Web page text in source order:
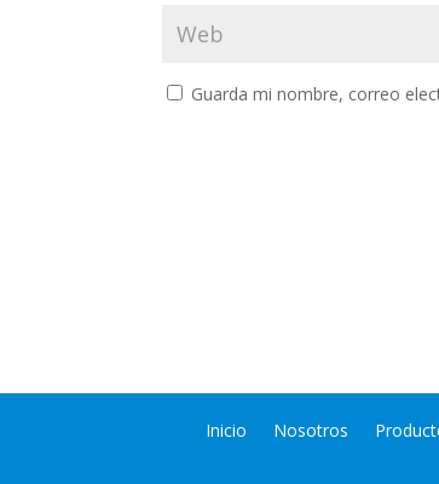
Guarda mi nombre, correo
Inicio Nosotros